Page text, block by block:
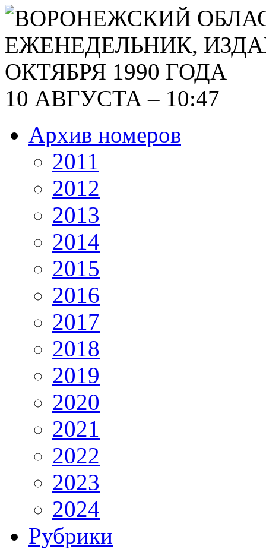
10 АВГУСТА – 10:47
Архив номеров
2011
2012
2013
2014
2015
2016
2017
2018
2019
2020
2021
2022
2023
2024
Рубрики